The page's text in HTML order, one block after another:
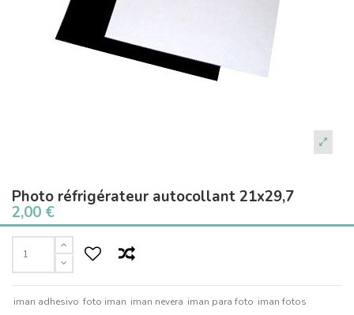
Photo réfrigérateur autocollant 21x29,7
2,00 €
iman adhesivo foto iman iman nevera iman para foto iman fotos